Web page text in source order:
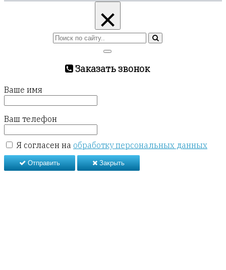
×
Заказать звонок
Ваше имя
Ваш телефон
Я согласен на обработку персональных данных
Отправить Закрыть